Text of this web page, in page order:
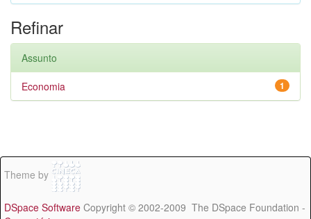
Refinar
Assunto
1
Economia
Theme by
DSpace Software Copyright © 2002-2009 The DSpace Foundation -